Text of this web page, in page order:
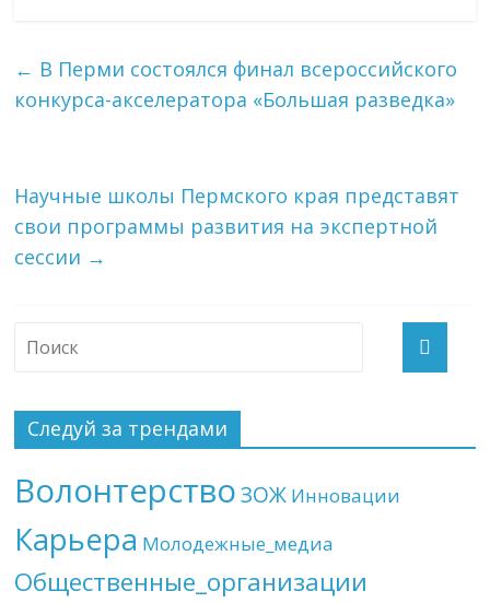
← В Перми состоялся финал всероссийского
конкурса-акселератора «Большая разведка»
Научные школы Пермского края представят
свои программы развития на экспертной
сессии →
Следуй за трендами
Волонтерство ЗОЖ Инновации
Карьера Молодежные_медиа
Общественные_организации